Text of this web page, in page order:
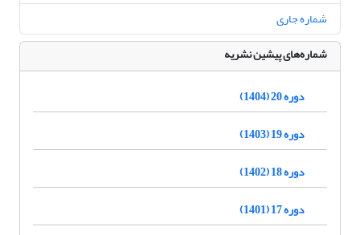
شماره جاری
شماره‌های پیشین نشریه
دوره 20 (1404)
دوره 19 (1403)
دوره 18 (1402)
دوره 17 (1401)